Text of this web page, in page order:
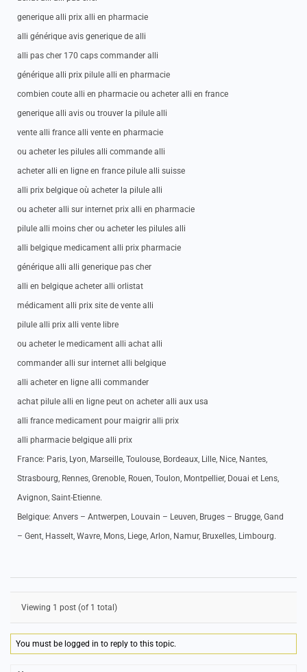
generique alli prix alli en pharmacie
alli générique avis generique de alli
alli pas cher 170 caps commander alli
générique alli prix pilule alli en pharmacie
combien coute alli en pharmacie ou acheter alli en france
generique alli avis ou trouver la pilule alli
vente alli france alli vente en pharmacie
ou acheter les pilules alli commande alli
acheter alli en ligne en france pilule alli suisse
alli prix belgique où acheter la pilule alli
ou acheter alli sur internet prix alli en pharmacie
pilule alli moins cher ou acheter les pilules alli
alli belgique medicament alli prix pharmacie
générique alli alli generique pas cher
alli en belgique acheter alli orlistat
médicament alli prix site de vente alli
pilule alli prix alli vente libre
ou acheter le medicament alli achat alli
commander alli sur internet alli belgique
alli acheter en ligne alli commander
achat pilule alli en ligne peut on acheter alli aux usa
alli france medicament pour maigrir alli prix
alli pharmacie belgique alli prix
France: Paris, Lyon, Marseille, Toulouse, Bordeaux, Lille, Nice, Nantes,
Strasbourg, Rennes, Grenoble, Rouen, Toulon, Montpellier, Douai et Lens,
Avignon, Saint-Etienne.
Belgique: Anvers – Antwerpen, Louvain – Leuven, Bruges – Brugge, Gand
– Gent, Hasselt, Wavre, Mons, Liege, Arlon, Namur, Bruxelles, Limbourg.
Viewing 1 post (of 1 total)
You must be logged in to reply to this topic.